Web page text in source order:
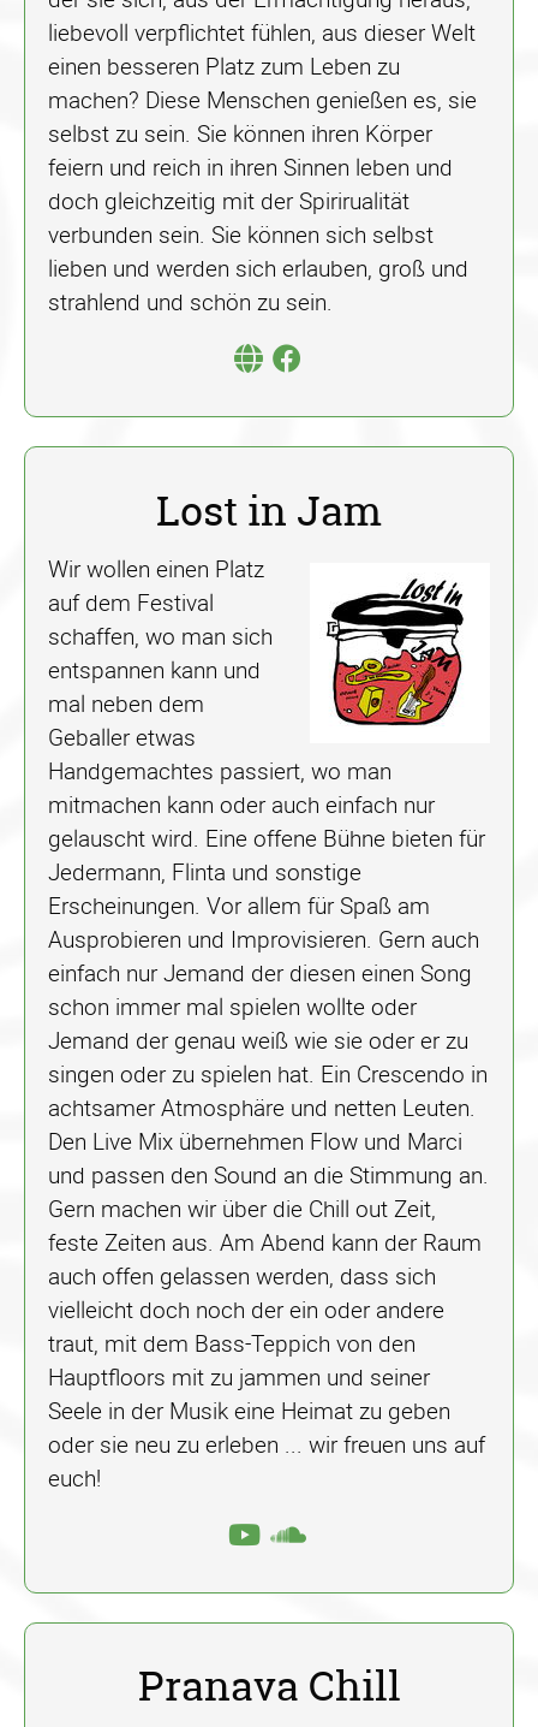
liebevoll verpflichtet fühlen, aus dieser Welt
einen besseren Platz zum Leben zu
machen? Diese Menschen genießen es, sie
selbst zu sein. Sie können ihren Körper
feiern und reich in ihren Sinnen leben und
doch gleichzeitig mit der Spirirualität
verbunden sein. Sie können sich selbst
lieben und werden sich erlauben, groß und
strahlend und schön zu sein.
Lost in Jam
Wir wollen einen Platz
auf dem Festival
schaffen, wo man sich
entspannen kann und
mal neben dem
Geballer etwas
Handgemachtes passiert, wo man
mitmachen kann oder auch einfach nur
gelauscht wird. Eine offene Bühne bieten für
Jedermann, Flinta und sonstige
Erscheinungen. Vor allem für Spaß am
Ausprobieren und Improvisieren. Gern auch
einfach nur Jemand der diesen einen Song
schon immer mal spielen wollte oder
Jemand der genau weiß wie sie oder er zu
singen oder zu spielen hat. Ein Crescendo in
achtsamer Atmosphäre und netten Leuten.
Den Live Mix übernehmen Flow und Marci
und passen den Sound an die Stimmung an.
Gern machen wir über die Chill out Zeit,
feste Zeiten aus. Am Abend kann der Raum
auch offen gelassen werden, dass sich
vielleicht doch noch der ein oder andere
traut, mit dem Bass-Teppich von den
Hauptfloors mit zu jammen und seiner
Seele in der Musik eine Heimat zu geben
oder sie neu zu erleben ... wir freuen uns auf
euch!
Pranava Chill